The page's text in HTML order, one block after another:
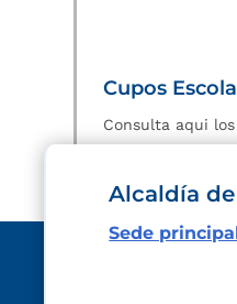
Cupos
Consulta aqui
Alcaldía
Sede